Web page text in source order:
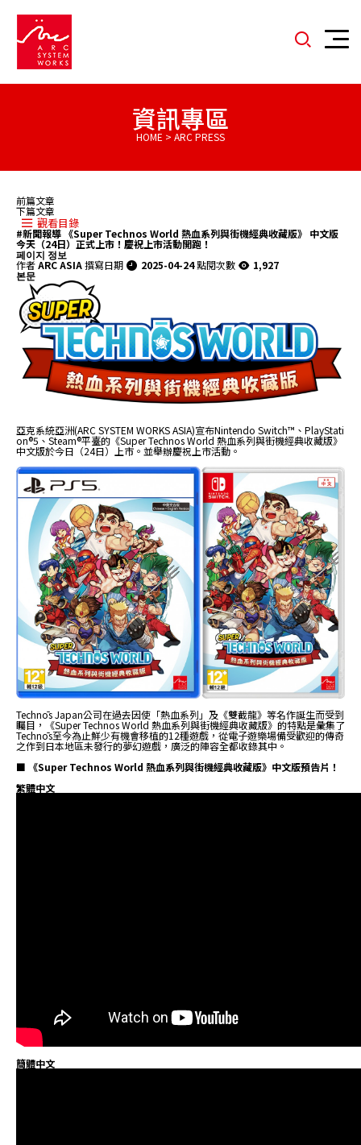
資訊專區
HOME > ARC PRESS
前篇文章
下篇文章
觀看目錄
#新聞報導 《Super Technos World 熱血系列與街機經典收藏版》 中文版
今天（24日）正式上市！慶祝上市活動開跑！
페이지 정보
作者ARC ASIA撰寫日期 2025-04-24點閱次數 1,927
본문
亞克系統亞洲(ARC SYSTEM WORKS ASIA)宣布Nintendo Switch™、PlayStati
on®5、Steam®平臺的《Super Technos World 熱血系列與街機經典收藏版》
中文版於今日（24日）上市。並舉辦慶祝上市活動。
Technōs Japan公司在過去因使「熱血系列」及《雙截龍》等名作誕生而受到
矚目，《Super Technos World 熱血系列與街機經典收藏版》的特點是彙集了
Technōs至今為止鮮少有機會移植的12種遊戲，從電子遊樂場備受歡迎的傳奇
之作到日本地區未發行的夢幻遊戲，廣泛的陣容全都收錄其中。
■ 《Super Technos World 熱血系列與街機經典收藏版》中文版預告片！
繁體中文
簡體中文